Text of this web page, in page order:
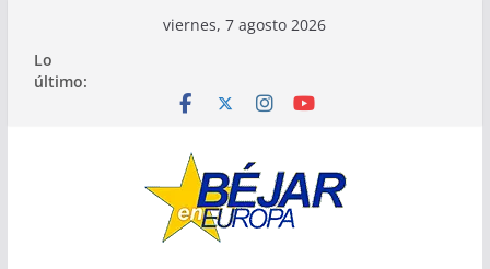
contenido
viernes, 7 agosto 2026
Lo
último: